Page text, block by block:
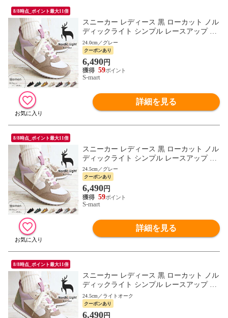
8/8時点_ポイント最大11倍
スニーカー レディース 黒 ローカット ノル
ディックライト シンプル レースアップ 北
欧 ブラック Nordic Light NL0040
24.0cm／グレー
クーポンあり
6,490円
59
S-mart
詳細を見る
8/8時点_ポイント最大11倍
スニーカー レディース 黒 ローカット ノル
ディックライト シンプル レースアップ 北
欧 ブラック Nordic Light NL0040
24.5cm／グレー
クーポンあり
6,490円
59
S-mart
詳細を見る
8/8時点_ポイント最大11倍
スニーカー レディース 黒 ローカット ノル
ディックライト シンプル レースアップ 北
欧 ブラック Nordic Light NL0040
24.5cm／ライトオーク
クーポンあり
6,490円